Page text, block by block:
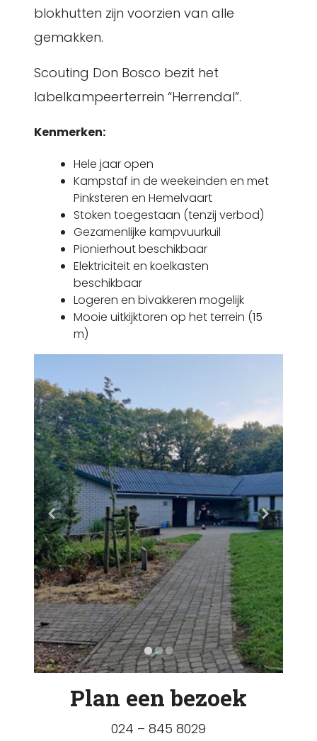
blokhutten zijn voorzien van alle
gemakken.
Scouting Don Bosco bezit het
labelkampeerterrein “Herrendal”.
Kenmerken:
Hele jaar open
Kampstaf in de weekeinden en met
Pinksteren en Hemelvaart
Stoken toegestaan (tenzij verbod)
Gezamenlijke kampvuurkuil
Pionierhout beschikbaar
Elektriciteit en koelkasten
beschikbaar
Logeren en bivakkeren mogelijk
Mooie uitkijktoren op het terrein (15
m)
Plan een bezoek
024 – 845 8029